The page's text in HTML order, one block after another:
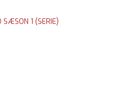
SÆSON 1 (SERIE)